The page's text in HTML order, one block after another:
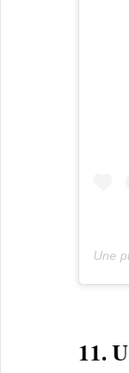
Une
11.